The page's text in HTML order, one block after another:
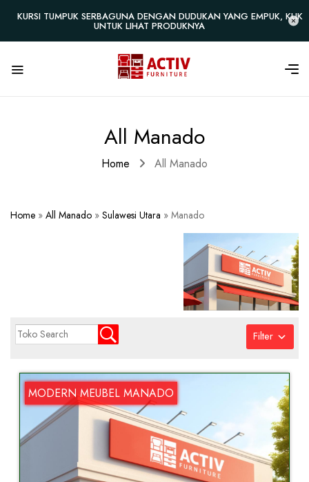
KURSI TUMPUK SERBAGUNA DENGAN DUDUKAN YANG EMPUK, KLIK
UNTUK LIHAT PRODUKNYA
All Manado
Home All Manado
Home » All Manado » Sulawesi Utara » Manado
Filter
MODERN MEUBEL MANADO